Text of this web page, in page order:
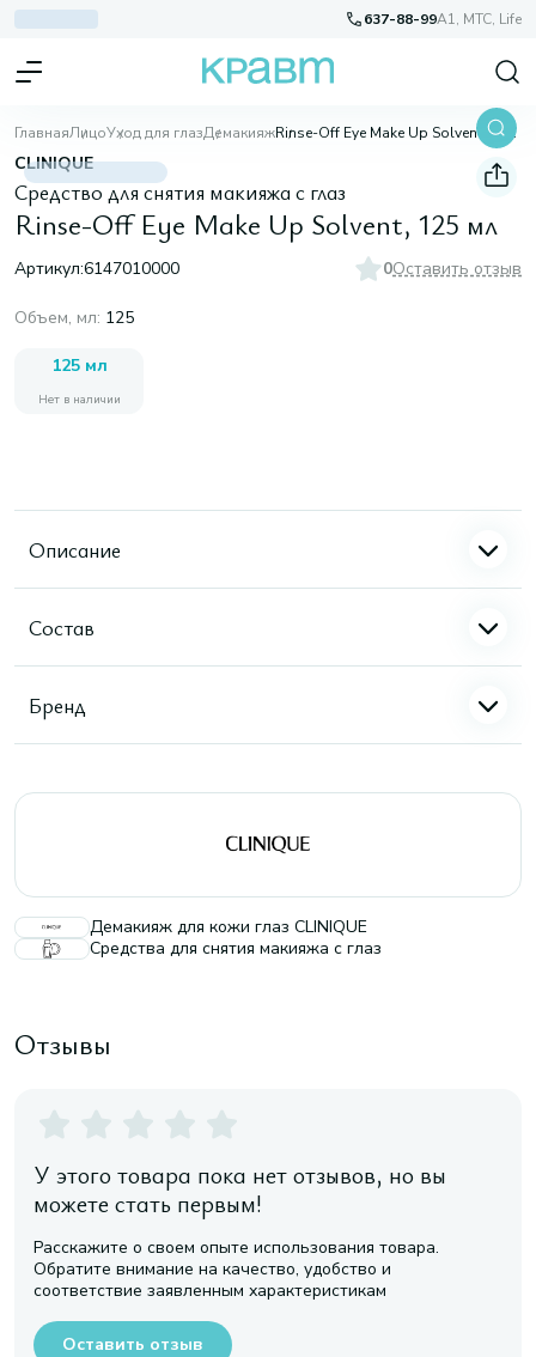
637-88-99A1, МТС, Life
ГлавнаяЛицоУход для глазДемакияж Rinse-Off Eye Make Up Solvent, 125 мл
CLINIQUE
Средство для снятия макияжа с глаз
Rinse-Off Eye Make Up Solvent, 125 мл
Артикул:6147010000 0Оставить отзыв
Объем, мл: 125
125 мл
Нет в наличии
Описание
Состав
Бренд
Демакияж для кожи глаз CLINIQUE
Средства для снятия макияжа с глаз
Отзывы
У этого товара пока нет отзывов, но вы
можете стать первым!
Расскажите о своем опыте использования товара.
Обратите внимание на качество, удобство и
соответствие заявленным характеристикам
Оставить отзыв